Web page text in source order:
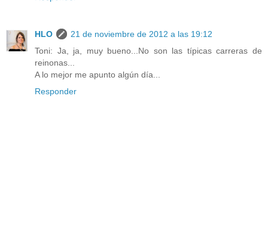
HLO
21 de noviembre de 2012 a las 19:12
Toni: Ja, ja, muy bueno...No son las típicas carreras de
reinonas...
A lo mejor me apunto algún día...
Responder